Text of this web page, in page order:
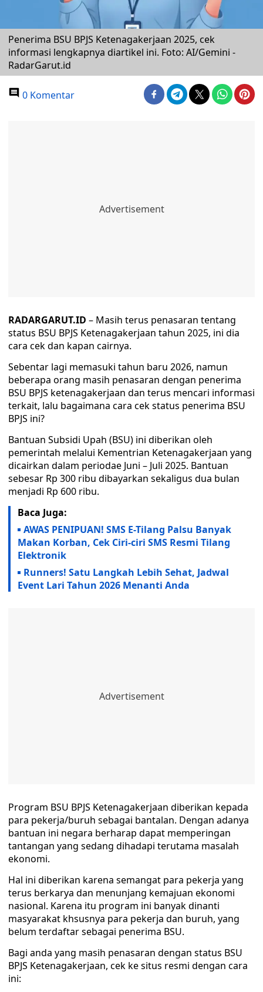
Penerima BSU BPJS Ketenagakerjaan 2025, cek
informasi lengkapnya diartikel ini. Foto: AI/Gemini -
RadarGarut.id
0 Komentar
RADARGARUT.ID – Masih terus penasaran tentang
status BSU BPJS Ketenagakerjaan tahun 2025, ini dia
cara cek dan kapan cairnya.
Sebentar lagi memasuki tahun baru 2026, namun
beberapa orang masih penasaran dengan penerima
BSU BPJS ketenagakerjaan dan terus mencari informasi
terkait, lalu bagaimana cara cek status penerima BSU
BPJS ini?
Bantuan Subsidi Upah (BSU) ini diberikan oleh
pemerintah melalui Kementrian Ketenagakerjaan yang
dicairkan dalam periodae Juni – Juli 2025. Bantuan
sebesar Rp 300 ribu dibayarkan sekaligus dua bulan
menjadi Rp 600 ribu.
Baca Juga:
AWAS PENIPUAN! SMS E-Tilang Palsu Banyak
Makan Korban, Cek Ciri-ciri SMS Resmi Tilang
Elektronik
Runners! Satu Langkah Lebih Sehat, Jadwal
Event Lari Tahun 2026 Menanti Anda
Program BSU BPJS Ketenagakerjaan diberikan kepada
para pekerja/buruh sebagai bantalan. Dengan adanya
bantuan ini negara berharap dapat memperingan
tantangan yang sedang dihadapi terutama masalah
ekonomi.
Hal ini diberikan karena semangat para pekerja yang
terus berkarya dan menunjang kemajuan ekonomi
nasional. Karena itu program ini banyak dinanti
masyarakat khsusnya para pekerja dan buruh, yang
belum terdaftar sebagai penerima BSU.
Bagi anda yang masih penasaran dengan status BSU
BPJS Ketenagakerjaan, cek ke situs resmi dengan cara
ini: